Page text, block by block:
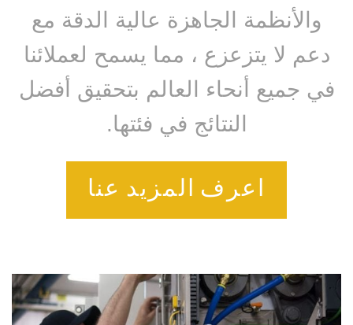
الجاهزة عالية الدقة مع
لا يتزعزع ، مما يسمح لعملائنا
أنحاء العالم بتحقيق أفضل
النتائج في فئتها.
اعرف المزيد عنا